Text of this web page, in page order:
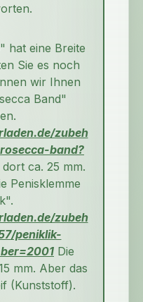
hat eine Breite
Sie es noch
wir Ihnen
Band"
zubeh
band?
ca. 25 mm.
Penisklemme
zubeh
peniklik-
Die
mm. Aber das
(Kunststoff).